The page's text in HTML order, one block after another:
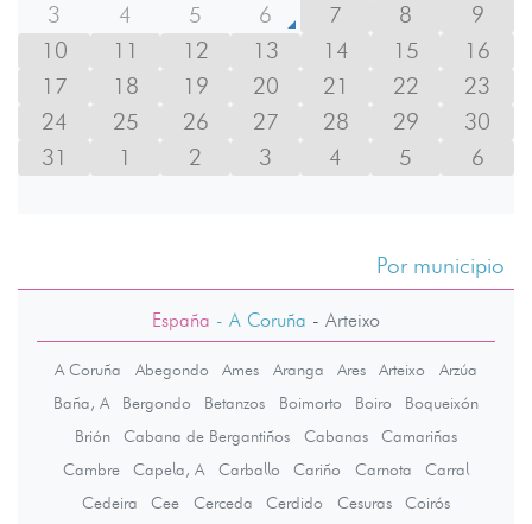
3
4 5 6 7 8
9
10
11 12 13 14 15
16
17
18 19 20 21 22
23
24
25 26 27 28 29
30
31
1 2 3 4 5 6
Por municipio
España - A Coruña - Arteixo
A Coruña Abegondo Ames Aranga Ares Arteixo
Arzúa
Baña, A
Bergondo Betanzos Boimorto Boiro
Boqueixón
Brión
Cabana de Bergantiños Cabanas
Camariñas
Cambre
Capela, A Carballo Cariño Carnota
Carral
Cedeira
Cee Cerceda Cerdido Cesuras
Coirós